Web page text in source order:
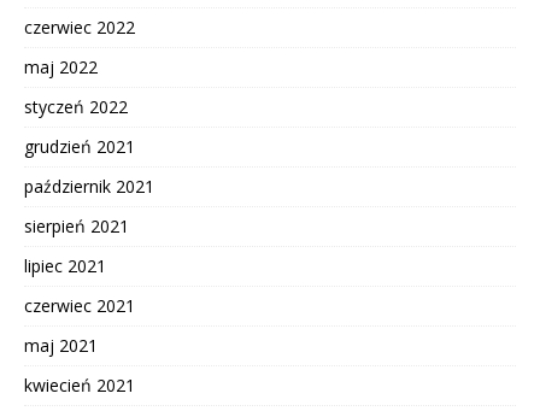
czerwiec 2022
maj 2022
styczeń 2022
grudzień 2021
październik 2021
sierpień 2021
lipiec 2021
czerwiec 2021
maj 2021
kwiecień 2021